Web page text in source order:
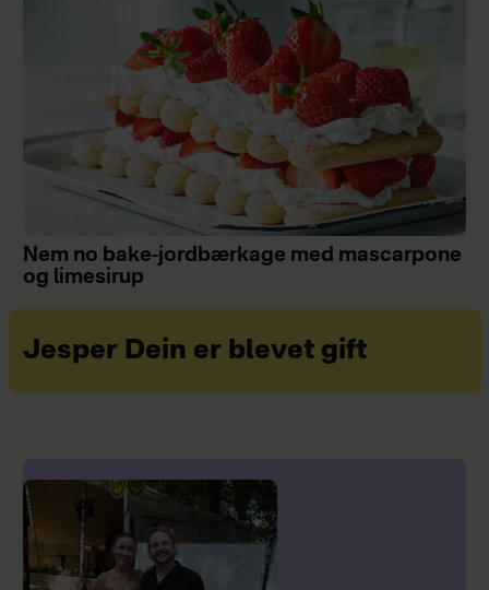
Nem no bake-jordbærkage med mascarpone
og limesirup
Jesper Dein er blevet gift